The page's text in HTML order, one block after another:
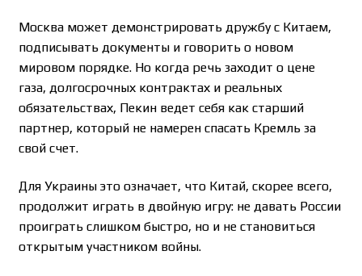
Москва может демонстрировать дружбу с Китаем,
подписывать документы и говорить о новом
мировом порядке. Но когда речь заходит о цене
газа, долгосрочных контрактах и реальных
обязательствах, Пекин ведет себя как старший
партнер, который не намерен спасать Кремль за
свой счет.
Для Украины это означает, что Китай, скорее всего,
продолжит играть в двойную игру: не давать России
проиграть слишком быстро, но и не становиться
открытым участником войны.